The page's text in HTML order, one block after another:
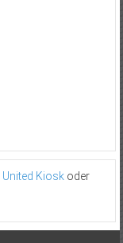
United Kioskoder